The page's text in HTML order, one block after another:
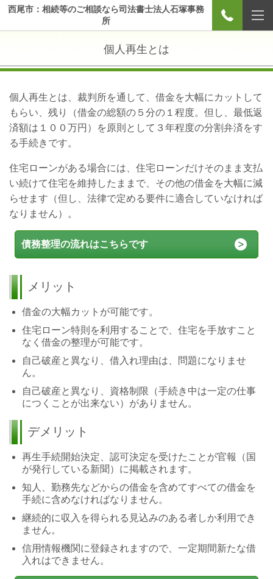
西尾市：相続等のご相談なら司法書士法人石塚事務
所
個人再生とは
個人再生とは、裁判所を通して、借金を大幅にカットして
もらい、残り（借金の総額の５分の１程度。但し、最低返
済額は１００万円）を原則として３年程度の分割弁済をす
る手続きです。
住宅ローンがある場合には、住宅ローンだけそのまま支払
い続けて住宅を維持したままで、その他の借金を大幅に減
らせます（但し、法律で定める要件に適合していなければ
なりません）。
債務整理の流れはこちらです
メリット
借金の大幅カットが可能です。
住宅ローン特則を利用することで、住宅を手放すこと
なく借金の整理が可能です。
自己破産と異なり、借入れ理由は、問題になりませ
ん。
自己破産と異なり、資格制限（手続き中は一定の仕事
につくことが出来ない）がありません。
デメリット
再生手続開始決定、認可決定を受けたことが官報（国
が発行している新聞）に掲載されます。
知人、勤務先などからの借金を含めてすべての借金を
手続に含めなければなりません。
継続的に収入を得られる見込みのある者しか利用でき
ません。
信用情報機関に登録されますので、一定期間新たな借
入れはできません。